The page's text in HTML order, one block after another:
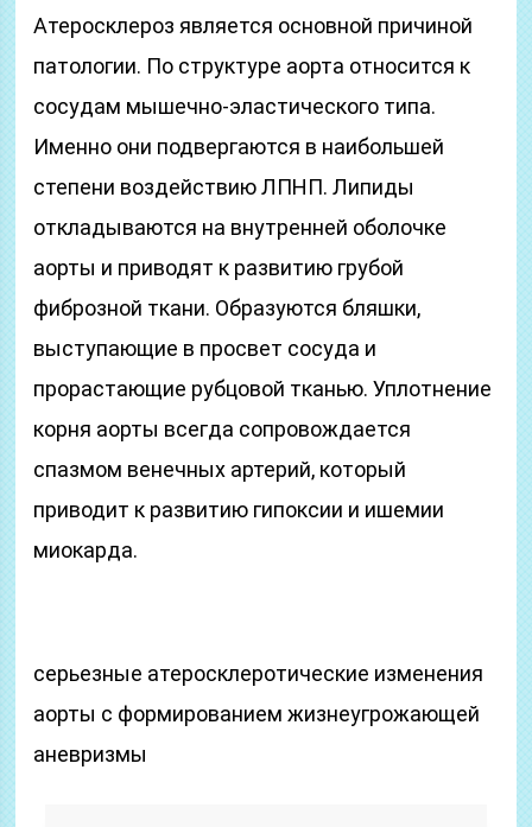
Атеросклероз является основной причиной
патологии. По структуре аорта относится к
сосудам мышечно-эластического типа.
Именно они подвергаются в наибольшей
степени воздействию ЛПНП. Липиды
откладываются на внутренней оболочке
аорты и приводят к развитию грубой
фиброзной ткани. Образуются бляшки,
выступающие в просвет сосуда и
прорастающие рубцовой тканью. Уплотнение
корня аорты всегда сопровождается
спазмом венечных артерий, который
приводит к развитию гипоксии и ишемии
миокарда.
серьезные атеросклеротические изменения
аорты с формированием жизнеугрожающей
аневризмы